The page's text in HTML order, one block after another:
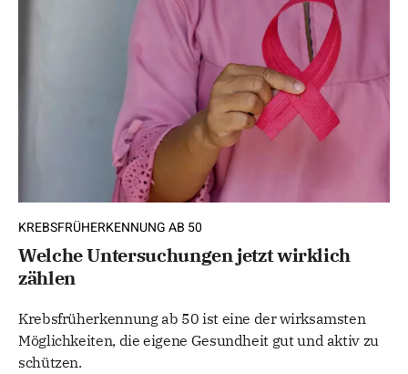
KREBSFRÜHERKENNUNG AB 50
Welche Untersuchungen jetzt wirklich
zählen
Krebsfrüherkennung ab 50 ist eine der wirksamsten
Möglichkeiten, die eigene Gesundheit gut und aktiv zu
schützen.